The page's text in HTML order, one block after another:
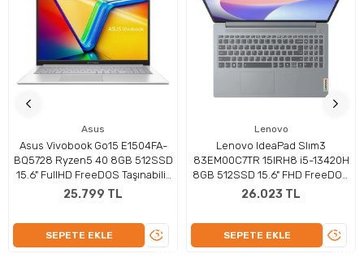
Görsel Deneyim: Gelişmiş Ekran ve Ekran
Kartı Performansı
13.3 inç{{Ekran Boyutu Birimi}}
büyüklüğünde IPS ekran
paneli, 60 Hz yenileme hızı ve 1920 x 1200 çözünürlük ile
üstün bir görsel deneyim sunar. Intel Grafikleri Paylaşımlı
hem profesyonel içerik üretimi hem de oyun performansı için
ideal bir çözüm sunar.
Asus
Asus Vivobook Go15 E1504FA-
BQ5728 Ryzen5 40 8GB 512SSD
15.6" FullHD FreeDOS Taşınabilir
Bilgisayar
25.799 TL
SEPETE EKLE
ÜRÜNÜ
Lenovo
Lenovo IdeaPad Slım3
83EM00C7TR 15IRH8 i5-13420H
8GB 512SSD 15.6" FHD FreeDOS
Dizüstü Bilgisayar
26.023 TL
SEPETE EKLE